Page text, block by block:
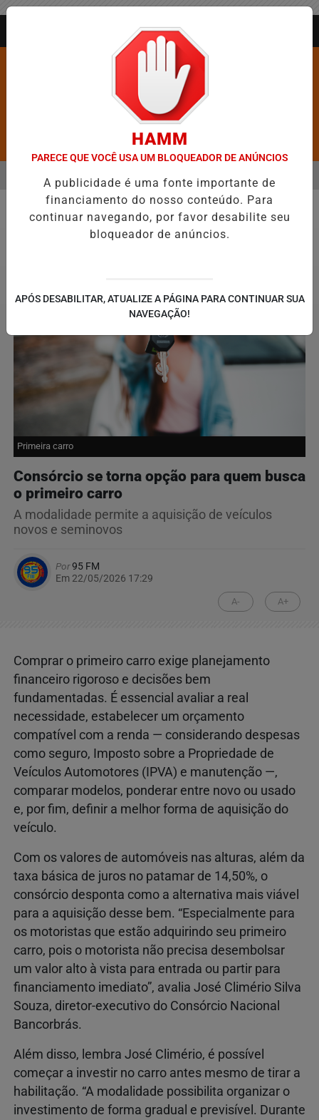
Pesquisar Notícia
CIDADES MAIS VIOLENTAS DO BRASIL E CAI PARA A 6ª
EM ALTA
MENU
Geral
Primeira carro
Consórcio se torna opção para quem busca
o primeiro carro
A modalidade permite a aquisição de veículos
novos e seminovos
Por95 FM
Em 22/05/2026 17:29
A- A+
Comprar o primeiro carro exige planejamento
financeiro rigoroso e decisões bem
fundamentadas. É essencial avaliar a real
necessidade, estabelecer um orçamento
compatível com a renda — considerando despesas
como seguro, Imposto sobre a Propriedade de
Veículos Automotores (IPVA) e manutenção —,
comparar modelos, ponderar entre novo ou usado
e, por fim, definir a melhor forma de aquisição do
veículo.
Com os valores de automóveis nas alturas, além da
taxa básica de juros no patamar de 14,50%, o
consórcio desponta como a alternativa mais viável
para a aquisição desse bem. “Especialmente para
os motoristas que estão adquirindo seu primeiro
carro, pois o motorista não precisa desembolsar
um valor alto à vista para entrada ou partir para
financiamento imediato”, avalia José Climério Silva
Souza, diretor-executivo do Consórcio Nacional
Bancorbrás.
Além disso, lembra José Climério, é possível
começar a investir no carro antes mesmo de tirar a
habilitação. “A modalidade possibilita organizar o
investimento de forma gradual e previsível. Durante
HAMM
PARECE QUE VOCÊ USA UM BLOQUEADOR DE ANÚNCIOS
A publicidade é uma fonte importante de
financiamento do nosso conteúdo. Para
continuar navegando, por favor desabilite seu
bloqueador de anúncios.
APÓS DESABILITAR, ATUALIZE A PÁGINA PARA CONTINUAR SUA
NAVEGAÇÃO!